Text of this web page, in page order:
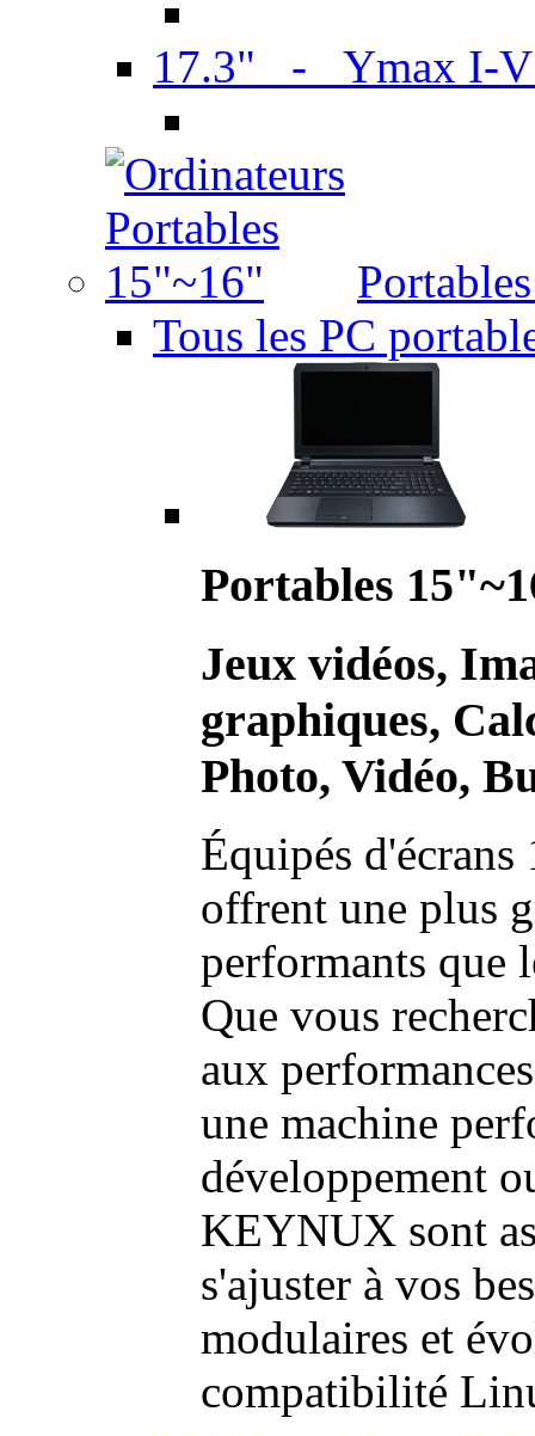
17.3" - Ymax I-
Tous les PC
Portables
Jeux vidéos,
graphiques,
Photo, Vidéo,
Équipés
offrent une plus
performants que
Que vous
aux
une machine
développement
KEYNUX sont
s'ajuster à vos
modulaires et
compatibilité